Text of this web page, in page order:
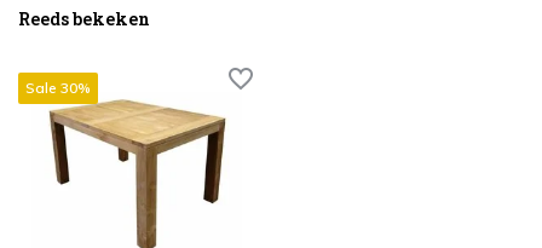
Reeds bekeken
Sale 30%